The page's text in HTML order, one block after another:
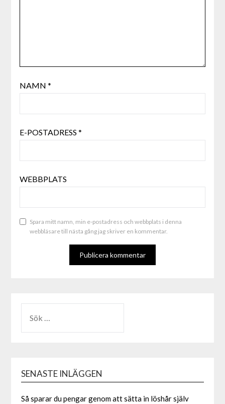
NAMN *
E-POSTADRESS *
WEBBPLATS
Spara mitt namn, min e-postadress och webbplats i denna
webbläsare till nästa gång jag skriver en kommentar.
SENASTE INLÄGGEN
Så sparar du pengar genom att sätta in löshår själv